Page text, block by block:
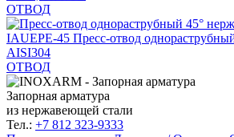
ОТВОД
IAUEPE-45 Пресс-отвод
AISI304
ОТВОД
Запорная арматура
из нержавеющей стали
Тел.: +7 812 323-9333